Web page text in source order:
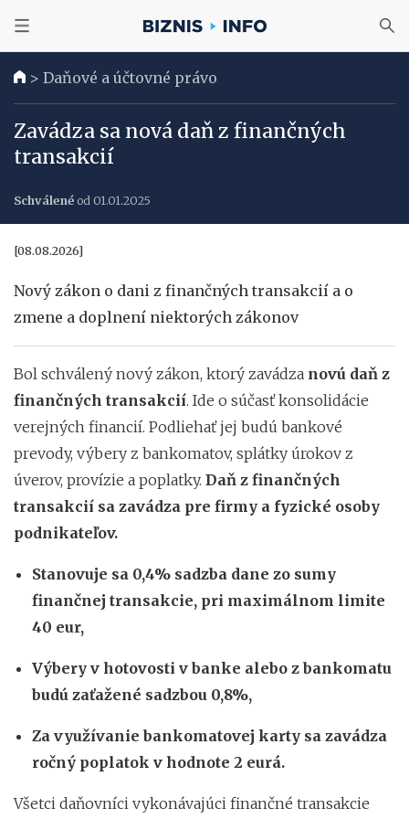
> Daňové a účtovné právo
Zavádza sa nová daň z finančných
transakcií
Schválené od 01.01.2025
[08.08.2026]
Nový zákon o dani z finančných transakcií a o
zmene a doplnení niektorých zákonov
Bol schválený nový zákon, ktorý zavádza novú daň z
finančných transakcií. Ide o súčasť konsolidácie
verejných financií. Podliehať jej budú bankové
prevody, výbery z bankomatov, splátky úrokov z
úverov, provízie a poplatky. Daň z finančných
transakcií sa zavádza pre firmy a fyzické osoby
podnikateľov.
Stanovuje sa 0,4% sadzba dane zo sumy
finančnej transakcie, pri maximálnom limite
40 eur,
Výbery v hotovosti v banke alebo z bankomatu
budú zaťažené sadzbou 0,8%,
Za využívanie bankomatovej karty sa zavádza
ročný poplatok v hodnote 2 eurá.
Všetci daňovníci vykonávajúci finančné transakcie